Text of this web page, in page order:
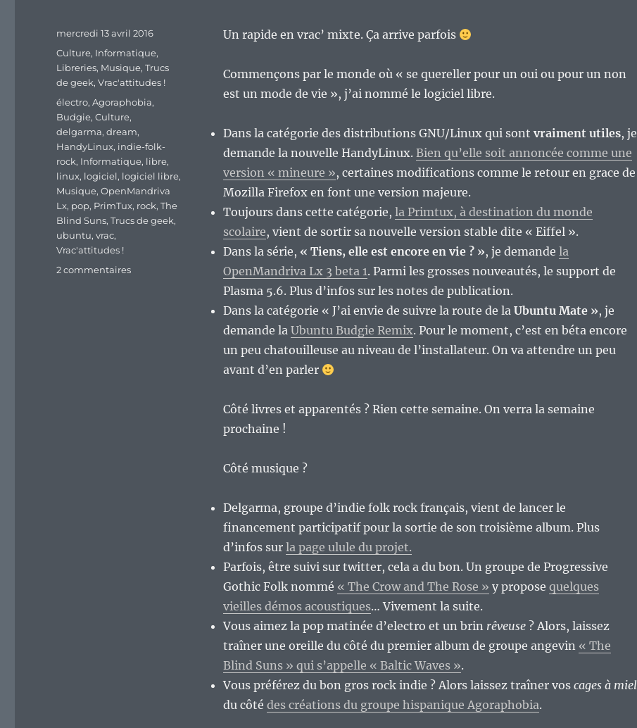
Un rapide en vrac’ mixte. Ça arrive parfois
Commençons par le monde où « se quereller pour un oui ou pour un non
est un mode de vie », j’ai nommé le logiciel libre.
Dans la catégorie des distributions GNU/Linux qui sont vraiment utiles, je
demande la nouvelle HandyLinux. Bien qu’elle soit annoncée comme une
version « mineure », certaines modifications comme le retour en grace de
Mozilla Firefox en font une version majeure.
Toujours dans cette catégorie, la Primtux, à destination du monde
scolaire, vient de sortir sa nouvelle version stable dite « Eiffel ».
Dans la série, « Tiens, elle est encore en vie ? », je demande la
OpenMandriva Lx 3 beta 1. Parmi les grosses nouveautés, le support de
Plasma 5.6. Plus d’infos sur les notes de publication.
Dans la catégorie « J’ai envie de suivre la route de la Ubuntu Mate », je
demande la Ubuntu Budgie Remix. Pour le moment, c’est en béta encore
un peu chatouilleuse au niveau de l’installateur. On va attendre un peu
avant d’en parler
Côté livres et apparentés ? Rien cette semaine. On verra la semaine
prochaine !
Côté musique ?
Delgarma, groupe d’indie folk rock français, vient de lancer le
financement participatif pour la sortie de son troisième album. Plus
d’infos sur la page ulule du projet.
Parfois, être suivi sur twitter, cela a du bon. Un groupe de Progressive
Gothic Folk nommé « The Crow and The Rose » y propose quelques
vieilles démos acoustiques… Vivement la suite.
Vous aimez la pop matinée d’electro et un brin rêveuse? Alors, laissez
traîner une oreille du côté du premier album de groupe angevin « The
Blind Suns » qui s’appelle « Baltic Waves ».
Vous préférez du bon gros rock indie ? Alors laissez traîner vos cages à miel
du côté des créations du groupe hispanique Agoraphobia.
Publié
mercredi 13 avril 2016
Catégories
Culture, Informatique,
Libreries, Musique,Trucs
de geek,Vrac'attitudes !
Étiquettes
électro,Agoraphobia,
Budgie,Culture,
delgarma,dream,
HandyLinux, indie-folk-
rock, Informatique, libre,
linux, logiciel, logiciel libre,
Musique,OpenMandriva
Lx, pop, PrimTux, rock,The
Blind Suns,Trucs de geek,
ubuntu,vrac,
Vrac'attitudes !
2 commentairessur